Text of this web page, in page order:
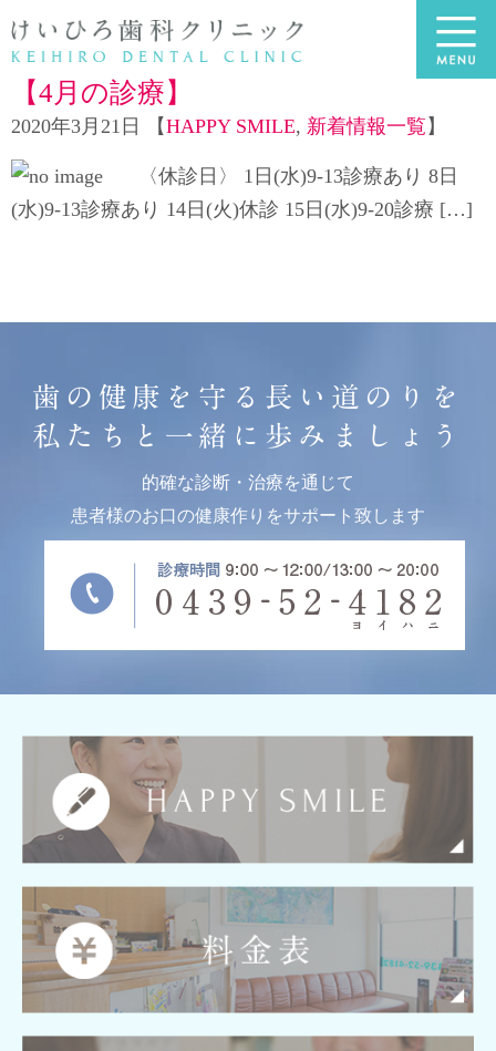
【4月の診療】
2020年3月21日 【HAPPY SMILE, 新着情報一覧 】
〈休診日〉 1日(水)9-13診療あり 8日
(水)9-13診療あり 14日(火)休診 15日(水)9-20診療 […]
歯の健康を守る長い道のりを
私たちと一緒に歩みましょう
的確な診断・治療を通じて
患者様のお口の健康作りをサポート致します